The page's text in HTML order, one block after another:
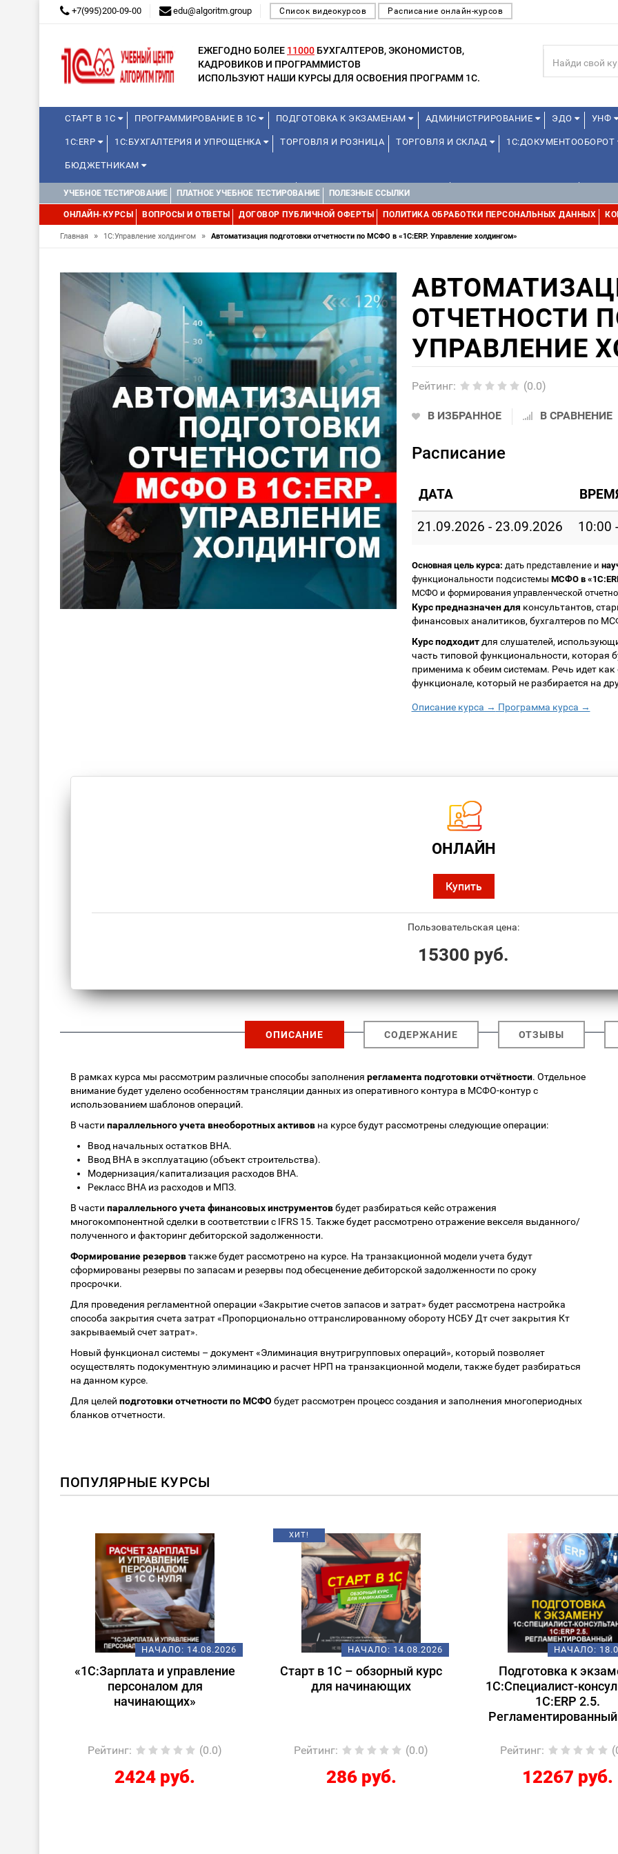
+7(995)200-09-00 edu@algoritm.group Список видеокурсов Расписание онлайн-курсов
ЕЖЕГОДНО БОЛЕЕ 11000 БУХГАЛТЕРОВ, ЭКОНОМИСТОВ,
КАДРОВИКОВ И ПРОГРАММИСТОВ
ИСПОЛЬЗУЮТ НАШИ КУРСЫ ДЛЯ ОСВОЕНИЯ ПРОГРАММ 1С.
СТАРТ В 1С ПРОГРАММИРОВАНИЕ В 1С ПОДГОТОВКА К ЭКЗАМЕНАМ АДМИНИСТРИРОВАНИЕ ЭДО УНФ
1С:ERP 1С:БУХГАЛТЕРИЯ И УПРОЩЕНКА ТОРГОВЛЯ И РОЗНИЦА ТОРГОВЛЯ И СКЛАД 1С:ДОКУМЕНТООБОРОТ
БЮДЖЕТНИКАМ
КУРСЫ ДЛЯ ШКОЛЬНИКОВ ДЛЯ ШКОЛЬНИКОВ 1С:УПРАВЛЕНИЕ ХОЛДИНГОМ
УЧЕБНОЕ ТЕСТИРОВАНИЕ ПЛАТНОЕ УЧЕБНОЕ ТЕСТИРОВАНИЕ ПОЛЕЗНЫЕ ССЫЛКИ
ОНЛАЙН-КУРСЫ ВОПРОСЫ И ОТВЕТЫ ДОГОВОР ПУБЛИЧНОЙ ОФЕРТЫ ПОЛИТИКА ОБРАБОТКИ ПЕРСОНАЛЬНЫХ ДАННЫХ
Главная » 1С:Управление холдингом » Автоматизация подготовки отчетности по МСФО в «1С:ERP. Управление холдингом»
ОТЧЕТНОСТИ
УПРАВЛЕНИЕ
Рейтинг: (0.0)
В ИЗБРАННОЕ В СРАВНЕНИЕ
Расписание
ДАТА
21.09.2026 - 23.09.2026 10:00
Основная цель курса: дать представление и
функциональности подсистемы МСФО в
МСФО и формирования управленческой
Курс предназначен для консультантов,
финансовых аналитиков, бухгалтеров по
Курс подходитдля слушателей,
часть типовой функциональности, которая
применима к обеим системам. Речь идет
функционале, который не разбирается на
Описание курса → Программа курса →
ОНЛАЙН
Купить
Пользовательская цена:
15300 руб.
ОПИСАНИЕ СОДЕРЖАНИЕ ОТЗЫВЫ
В рамках курса мы рассмотрим различные способы заполнения регламента подготовки отчётности. Отдельное
внимание будет уделено особенностям трансляции данных из оперативного контура в МСФО-контур с
использованием шаблонов операций.
В части параллельного учета внеоборотных активов на курсе будут рассмотрены следующие операции:
Ввод начальных остатков ВНА.
Ввод ВНА в эксплуатацию (объект строительства).
Модернизация/капитализация расходов ВНА.
Рекласс ВНА из расходов и МПЗ.
В части параллельного учета финансовых инструментовбудет разбираться кейс отражения
многокомпонентной сделки в соответствии с IFRS 15. Также будет рассмотрено отражение векселя выданного/
полученного и факторинг дебиторской задолженности.
Формирование резервовтакже будет рассмотрено на курсе. На транзакционной модели учета будут
сформированы резервы по запасам и резервы под обесценение дебиторской задолженности по сроку
просрочки.
Для проведения регламентной операции «Закрытие счетов запасов и затрат» будет рассмотрена настройка
способа закрытия счета затрат «Пропорционально оттранслированному обороту НСБУ Дт счет закрытия Кт
закрываемый счет затрат».
Новый функционал системы – документ «Элиминация внутригрупповых операций», который позволяет
осуществлять подокументную элиминацию и расчет НРП на транзакционной модели, также будет разбираться
на данном курсе.
Для целей подготовки отчетности по МСФО будет рассмотрен процесс создания и заполнения многопериодных
бланков отчетности.
ПОПУЛЯРНЫЕ КУРСЫ
НАЧАЛО: 14.08.2026
«1С:Зарплата и управление
персоналом для
начинающих»
Рейтинг: (0.0)
2424 руб.
ХИТ!
НАЧАЛО: 14.08.2026
Старт в 1С – обзорный курс
для начинающих
Рейтинг: (0.0)
286 руб.
НАЧАЛО:
Подготовка к
1С:Специалист-
1С:ERP 2.5.
Регламентированный
Рейтинг:
12267 руб.